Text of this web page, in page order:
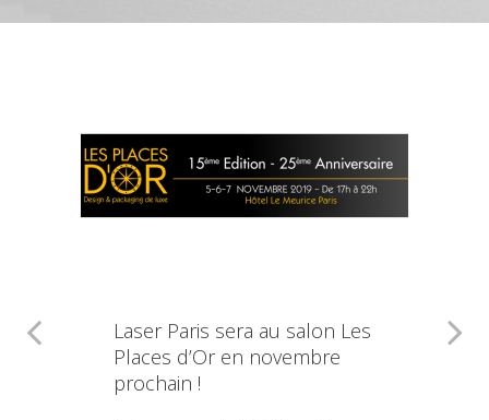
Laser Paris sera au salon Les
Places d’Or en novembre
prochain !